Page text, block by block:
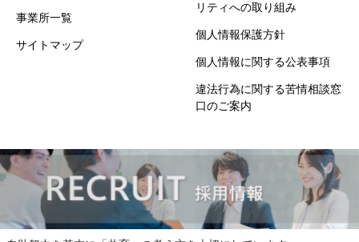
事業所一覧
サイトマップ
リティへの取り組み
個人情報保護方針
個人情報に関する公表事項
違法行為に関する苦情相談窓
口のご案内